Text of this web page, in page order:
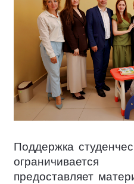
Поддержка
предоставляет